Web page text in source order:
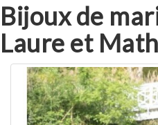
Bijoux de
Laure et